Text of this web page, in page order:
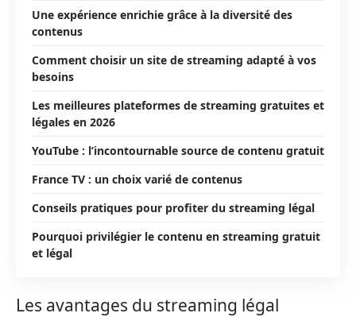
Une expérience enrichie grâce à la diversité des
contenus
Comment choisir un site de streaming adapté à vos
besoins
Les meilleures plateformes de streaming gratuites et
légales en 2026
YouTube : l’incontournable source de contenu gratuit
France TV : un choix varié de contenus
Conseils pratiques pour profiter du streaming légal
Pourquoi privilégier le contenu en streaming gratuit
et légal
Les avantages du streaming légal